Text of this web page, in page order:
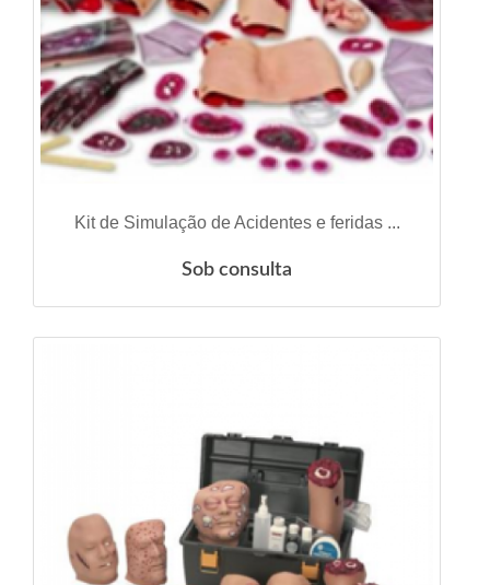
VER DETALHES
Kit de Simulação de Acidentes e feridas ...
Sob consulta